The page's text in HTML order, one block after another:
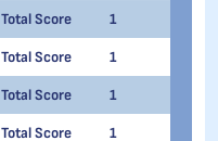
Total Score 1
Total Score 1
Total Score 1
Total Score 1